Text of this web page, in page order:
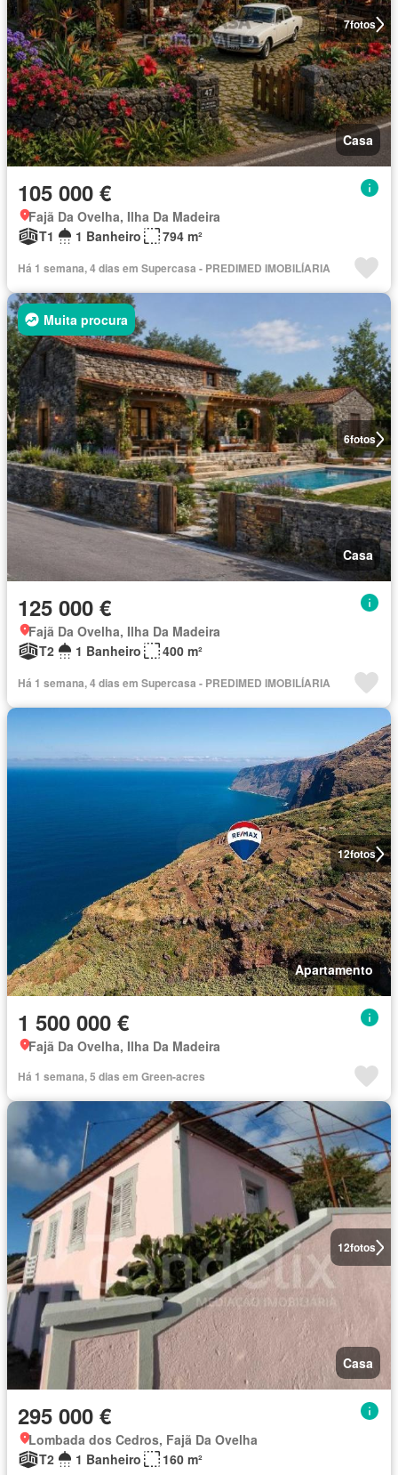
7fotos
Casa
105 000 €
Fajã Da Ovelha, Ilha Da Madeira
T1
1 Banheiro 794 m²
Há 1 semana, 4 dias em Supercasa - PREDIMED IMOBILÍARIA
6fotos
Muita procura
Casa
125 000 €
Fajã Da Ovelha, Ilha Da Madeira
T2
1 Banheiro 400 m²
Há 1 semana, 4 dias em Supercasa - PREDIMED IMOBILÍARIA
12fotos
Apartamento
1 500 000 €
Fajã Da Ovelha, Ilha Da Madeira
Há 1 semana, 5 dias em Green-acres
12fotos
Casa
295 000 €
Lombada dos Cedros, Fajã Da Ovelha
T2
1 Banheiro 160 m²